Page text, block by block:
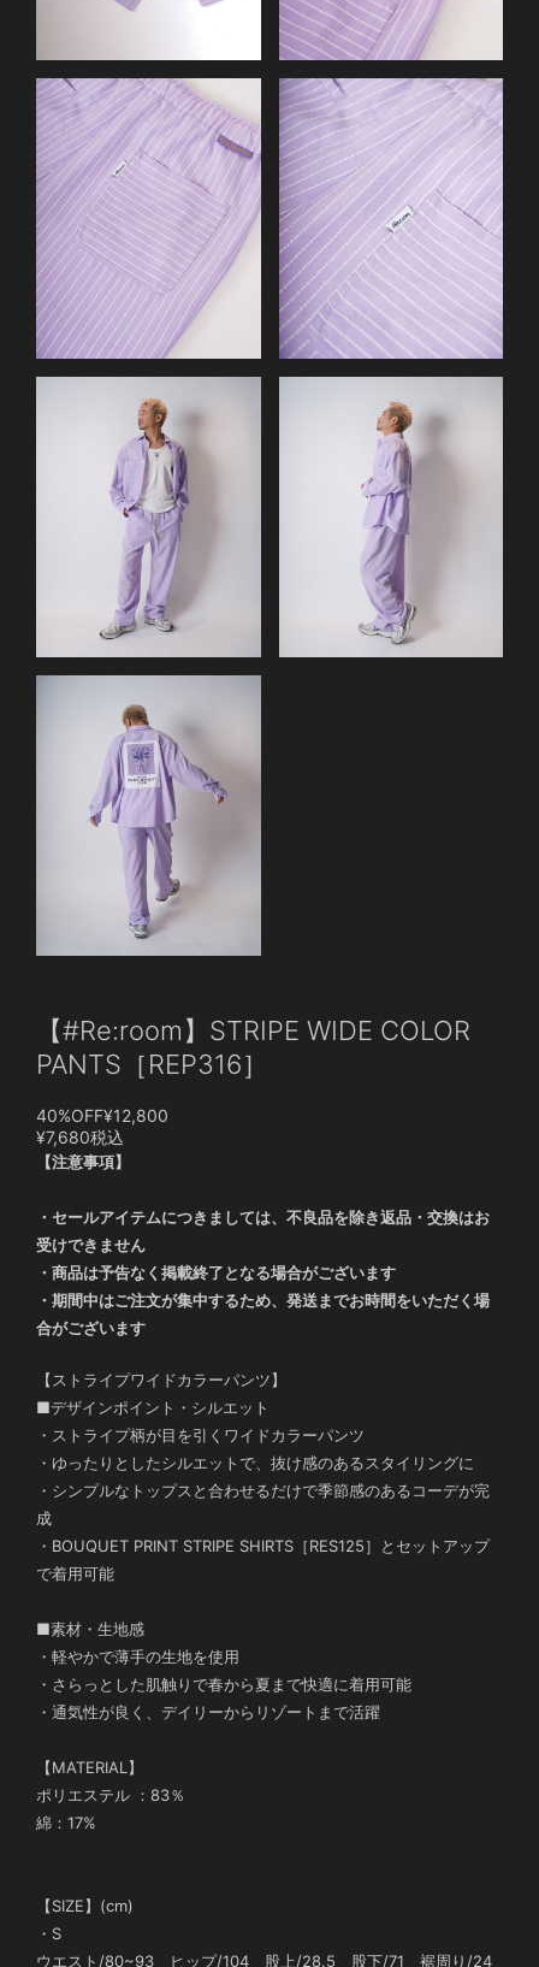
【#Re:room】STRIPE WIDE COLOR
PANTS［REP316］
40%OFF¥12,800
¥7,680税込
【注意事項】
・セールアイテムにつきましては、不良品を除き返品・交換はお
受けできません
・商品は予告なく掲載終了となる場合がございます
・期間中はご注文が集中するため、発送までお時間をいただく場
合がございます
【ストライプワイドカラーパンツ】
■デザインポイント・シルエット
・ストライプ柄が目を引くワイドカラーパンツ
・ゆったりとしたシルエットで、抜け感のあるスタイリングに
・シンプルなトップスと合わせるだけで季節感のあるコーデが完
成
・BOUQUET PRINT STRIPE SHIRTS［RES125］とセットアップ
で着用可能
■素材・生地感
・軽やかで薄手の生地を使用
・さらっとした肌触りで春から夏まで快適に着用可能
・通気性が良く、デイリーからリゾートまで活躍
【MATERIAL】
ポリエステル ：83％
綿：17%
【SIZE】(cm)
・S
ウエスト/80~93 ヒップ/104 股上/28.5 股下/71 裾周り/24